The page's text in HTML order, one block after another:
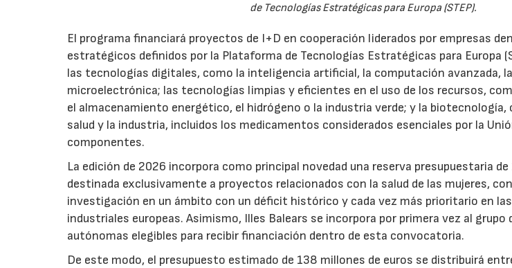
de Tecnologías Estratégicas para Europa (STEP).
El programa financiará proyectos de I+D en cooperación liderados por empresas
estratégicos definidos por la Plataforma de Tecnologías Estratégicas para Europa
las tecnologías digitales, como la inteligencia artificial, la computación avanzada,
microelectrónica; las tecnologías limpias y eficientes en el uso de los recursos,
el almacenamiento energético, el hidrógeno o la industria verde; y la biotecnología,
salud y la industria, incluidos los medicamentos considerados esenciales por la
componentes.
La edición de 2026 incorpora como principal novedad una reserva presupuestaria
destinada exclusivamente a proyectos relacionados con la salud de las mujeres,
investigación en un ámbito con un déficit histórico y cada vez más prioritario en
industriales europeas. Asimismo, Illes Balears se incorpora por primera vez al grupo
autónomas elegibles para recibir financiación dentro de esta convocatoria.
De este modo, el presupuesto estimado de 138 millones de euros se distribuirá